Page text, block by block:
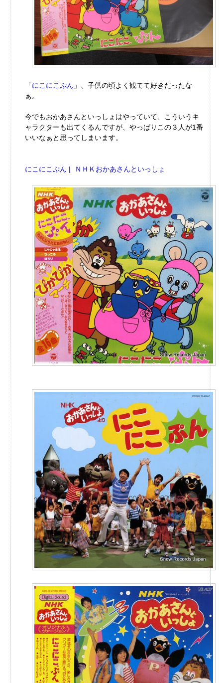
「にこにこぷん 」、子供の頃よく観てて好きだったな
ぁ。
今でもおかあさんといっしょはやっていて、こういうキ
ャラクターも出てくるんですが、やっぱりこの３人が1番
いいなぁと思ってしまいます。
にこにこぷん | ＮＨＫおかあさんといっしょ